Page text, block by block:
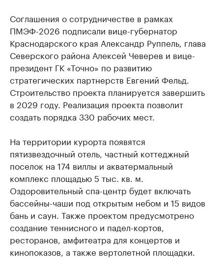
Соглашения о сотрудничестве в рамках
ПМЭФ-2026 подписали вице-губернатор
Краснодарского края Александр Руппель, глава
Северского района Алексей Чеверев и вице-
президент ГК «Точно» по развитию
стратегических партнерств Евгений Фельд.
Строительство проекта планируется завершить
в 2029 году. Реализация проекта позволит
создать порядка 330 рабочих мест.
На территории курорта появятся
пятизвездочный отель, частный коттеджный
поселок на 174 виллы и акватермальный
комплекс площадью 5 тыс. кв. м.
Оздоровительный спа-центр будет включать
бассейны-чаши под открытым небом и 15 видов
бань и саун. Также проектом предусмотрено
создание теннисного и падел-кортов,
ресторанов, амфитеатра для концертов и
кинопоказов, а также вертолетной площадки.